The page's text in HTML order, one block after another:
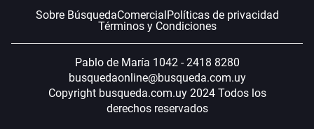
Sobre BúsquedaComercial Políticas de privacidad
Términos y Condiciones
Pablo de María 1042 - 2418 8280
busquedaonline@busqueda.com.uy
Copyright busqueda.com.uy 2024 Todos los
derechos reservados